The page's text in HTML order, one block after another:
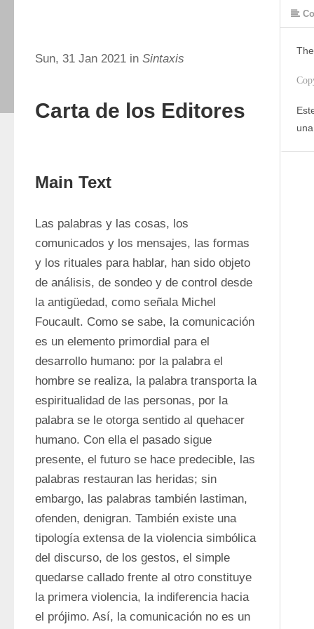
Sun, 31 Jan 2021 in Sintaxis
Carta de los Editores
Main Text
Las palabras y las cosas, los
comunicados y los mensajes, las formas
y los rituales para hablar, han sido objeto
de análisis, de sondeo y de control desde
la antigüedad, como señala Michel
Foucault. Como se sabe, la comunicación
es un elemento primordial para el
desarrollo humano: por la palabra el
hombre se realiza, la palabra transporta la
espiritualidad de las personas, por la
palabra se le otorga sentido al quehacer
humano. Con ella el pasado sigue
presente, el futuro se hace predecible, las
palabras restauran las heridas; sin
embargo, las palabras también lastiman,
ofenden, denigran. También existe una
tipología extensa de la violencia simbólica
del discurso, de los gestos, el simple
quedarse callado frente al otro constituye
la primera violencia, la indiferencia hacia
el prójimo. Así, la comunicación no es un